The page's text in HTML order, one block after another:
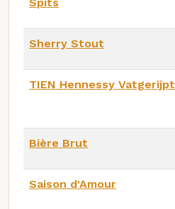
Sherry Stout
TIEN Hennessy Vatgerijpt
Bière Brut
Saison d'Amour